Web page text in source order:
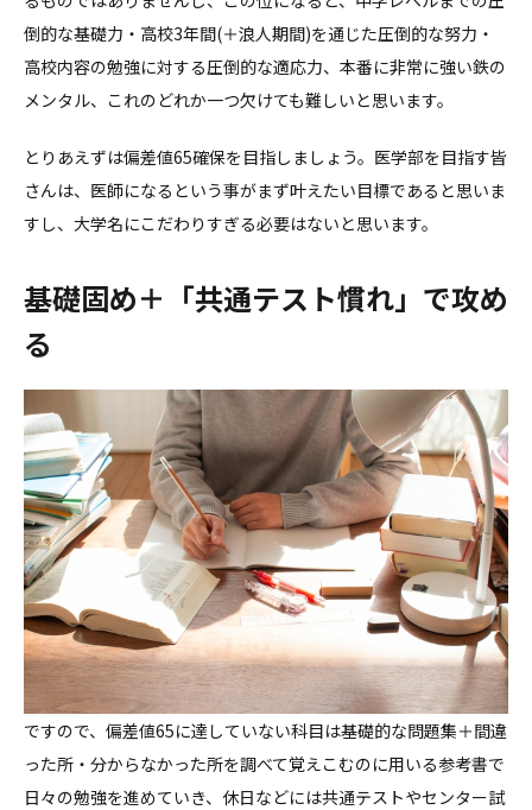
倒的な基礎力・高校3年間(＋浪人期間)を通じた圧倒的な努力・
高校内容の勉強に対する圧倒的な適応力、本番に非常に強い鉄の
メンタル、これのどれか一つ欠けても難しいと思います。
とりあえずは偏差値65確保を目指しましょう。医学部を目指す皆
さんは、医師になるという事がまず叶えたい目標であると思いま
すし、大学名にこだわりすぎる必要はないと思います。
基礎固め＋「共通テスト慣れ」で攻め
る
ですので、偏差値65に達していない科目は基礎的な問題集＋間違
った所・分からなかった所を調べて覚えこむのに用いる参考書で
日々の勉強を進めていき、休日などには共通テストやセンター試